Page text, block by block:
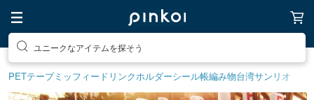
ユニークなアイテムを探そう
PETテープミッフィー ドリンクホルダーシール帳編み物台湾サンリオ